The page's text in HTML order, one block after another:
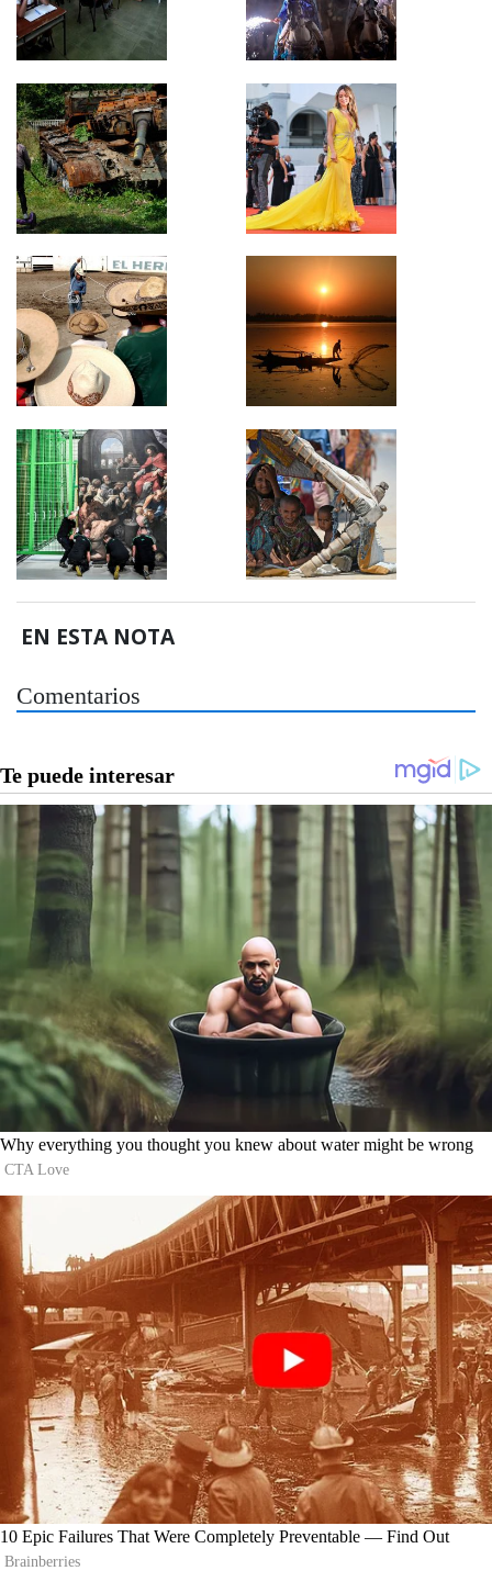
EN ESTA NOTA
Comentarios